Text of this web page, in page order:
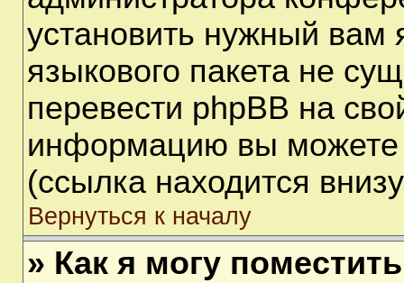
установить нужный вам
языкового пакета не
перевести phpBB на
информацию вы можете
(ссылка находится
Вернуться к началу
» Как я могу